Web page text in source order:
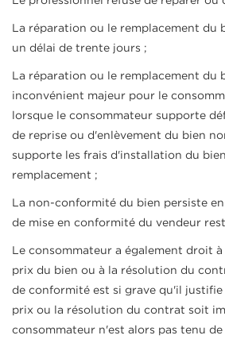
La réparation ou le remplacement du
un délai de trente jours ;
La réparation ou le remplacement du
inconvénient majeur pour le
lorsque le consommateur supporte
de reprise ou d'enlèvement du bien
supporte les frais d'installation du
remplacement ;
La non-conformité du bien persiste
de mise en conformité du vendeur
Le consommateur a également droit
prix du bien ou à la résolution du
de conformité est si grave qu'il
prix ou la résolution du contrat soit
consommateur n'est alors pas tenu de